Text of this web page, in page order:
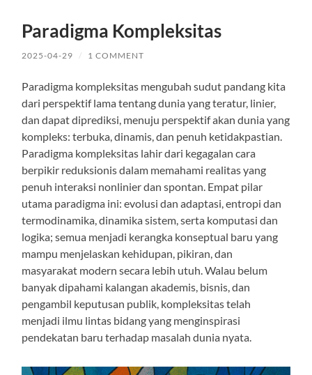
Paradigma Kompleksitas
2025-04-29 / 1 COMMENT
Paradigma kompleksitas mengubah sudut pandang kita
dari perspektif lama tentang dunia yang teratur, linier,
dan dapat diprediksi, menuju perspektif akan dunia yang
kompleks: terbuka, dinamis, dan penuh ketidakpastian.
Paradigma kompleksitas lahir dari kegagalan cara
berpikir reduksionis dalam memahami realitas yang
penuh interaksi nonlinier dan spontan. Empat pilar
utama paradigma ini: evolusi dan adaptasi, entropi dan
termodinamika, dinamika sistem, serta komputasi dan
logika; semua menjadi kerangka konseptual baru yang
mampu menjelaskan kehidupan, pikiran, dan
masyarakat modern secara lebih utuh. Walau belum
banyak dipahami kalangan akademis, bisnis, dan
pengambil keputusan publik, kompleksitas telah
menjadi ilmu lintas bidang yang menginspirasi
pendekatan baru terhadap masalah dunia nyata.